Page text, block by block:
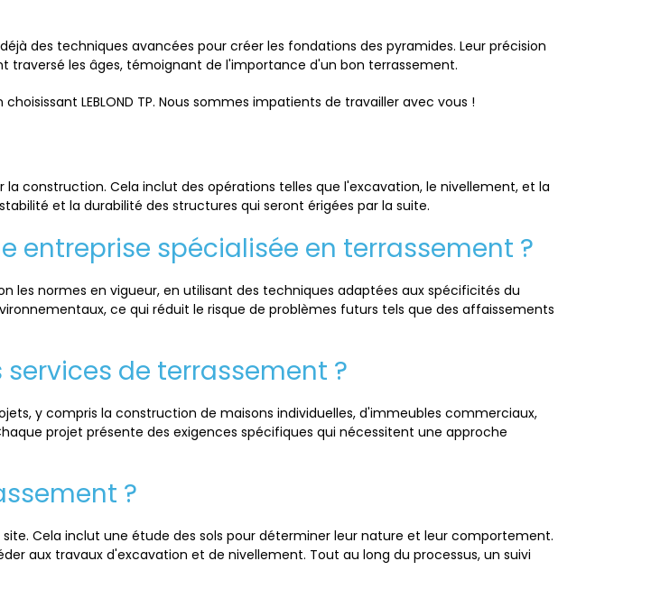
des techniques avancées pour créer les fondations des pyramides. Leur précision
les âges, témoignant de l'importance d'un bon terrassement.
LEBLOND TP. Nous sommes impatients de travailler avec vous !
construction. Cela inclut des opérations telles que l'excavation, le nivellement, et la
et la durabilité des structures qui seront érigées par la suite.
entreprise spécialisée en terrassement ?
les normes en vigueur, en utilisant des techniques adaptées aux spécificités du
ce qui réduit le risque de problèmes futurs tels que des affaissements
de terrassement ?
y compris la construction de maisons individuelles, d'immeubles commerciaux,
projet présente des exigences spécifiques qui nécessitent une approche
?
Cela inclut une étude des sols pour déterminer leur nature et leur comportement.
aux travaux d'excavation et de nivellement. Tout au long du processus, un suivi